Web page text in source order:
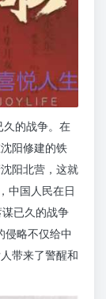
久的战争。在
阳修建的铁
阳北营，这就
中国人民在日
已久的战争
侵略不仅给中
带来了警醒和